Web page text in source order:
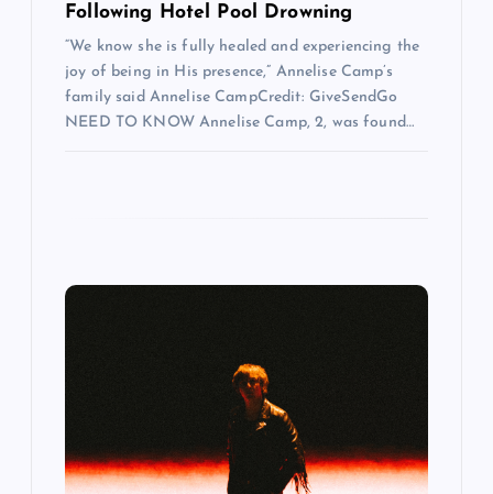
Following Hotel Pool Drowning
“We know she is fully healed and experiencing the
joy of being in His presence,” Annelise Camp’s
family said Annelise CampCredit: GiveSendGo
NEED TO KNOW Annelise Camp, 2, was found…